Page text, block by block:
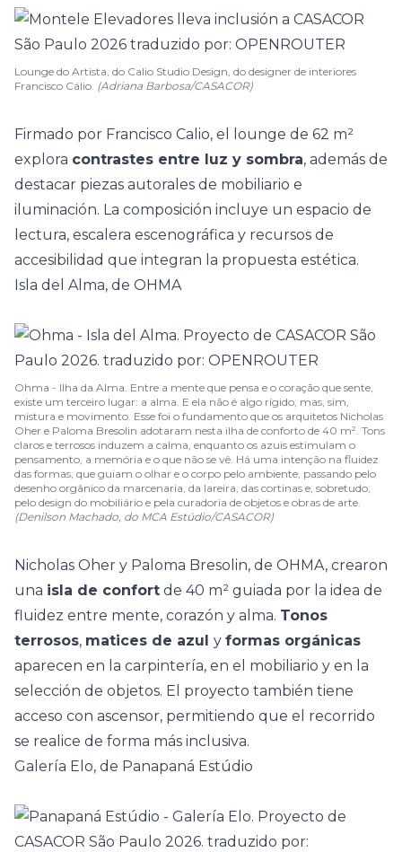
Lounge do Artista, do Calio Studio Design, do designer de interiores
Francisco Cálio. (Adriana Barbosa/CASACOR)
Firmado por Francisco Calio, el lounge de 62 m²
explora contrastes entre luz y sombra, además de
destacar piezas autorales de mobiliario e
iluminación. La composición incluye un espacio de
lectura, escalera escenográfica y recursos de
accesibilidad que integran la propuesta estética.
Isla del Alma, de OHMA
Ohma - Ilha da Alma. Entre a mente que pensa e o coração que sente,
existe um terceiro lugar: a alma. E ela não é algo rígido, mas, sim,
mistura e movimento. Esse foi o fundamento que os arquitetos Nicholas
Oher e Paloma Bresolin adotaram nesta ilha de conforto de 40 m². Tons
claros e terrosos induzem a calma, enquanto os azuis estimulam o
pensamento, a memória e o que não se vê. Há uma intenção na fluidez
das formas, que guiam o olhar e o corpo pelo ambiente, passando pelo
desenho orgânico da marcenaria, da lareira, das cortinas e, sobretudo,
pelo design do mobiliário e pela curadoria de objetos e obras de arte.
(Denilson Machado, do MCA Estúdio/CASACOR)
Nicholas Oher y Paloma Bresolin, de OHMA, crearon
una isla de confort de 40 m² guiada por la idea de
fluidez entre mente, corazón y alma. Tonos
terrosos, matices de azul y formas orgánicas
aparecen en la carpintería, en el mobiliario y en la
selección de objetos. El proyecto también tiene
acceso con ascensor, permitiendo que el recorrido
se realice de forma más inclusiva.
Galería Elo, de Panapaná Estúdio